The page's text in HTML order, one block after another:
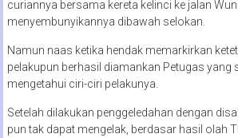
curiannya bersama kereta kelinci ke jalan
menyembunyikannya dibawah selokan.
Namun naas ketika hendak memarkirkan
pelakupun berhasil diamankan Petugas yang
mengetahui ciri-ciri pelakunya.
Setelah dilakukan penggeledahan dengan
pun tak dapat mengelak, berdasar hasil olah